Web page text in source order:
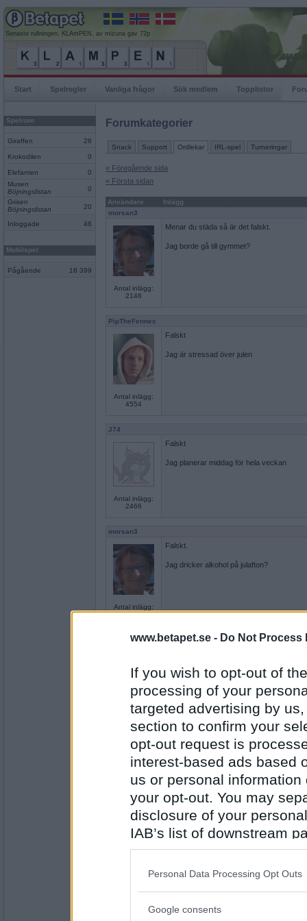
www.betapet.se - Do Not Process
If you wish to opt-out of
processing of your
targeted advertising by
section to confirm your
opt-out request is
interest-based ads based
us or personal
your opt-out. You may
disclosure of your
IAB’s list of downstream
also be disclosed by us
Downstream Participants
Please note that this
Personal Data Processing Opt Outs
Google consents
Senaste rullningen, KLAmPEN, av mizuna gav 72p
Start Spelregler Vanliga frågor Sök medlem Topplistor
Spelrum
Giraffen 26
Krokodilen 0
Elefanten
0
Musen
Böjningslistan
0
Grisen
Böjningslistan
20
Inloggade 46
Mobilspel
Pågående 18 399
Forumkategorier
Snack Support Ordlekar IRL-spel Turneringar
« Föregående sida
« Första sidan
Användare
Inlägg
morsan3
Antal inlägg:
2146
Menar du städa så är det falskt.
Jag borde gå till gymmet?
PipTheFennec
Antal inlägg:
4554
Falskt
Jag är stressad över julen
J74
Antal inlägg:
2466
Falskt
Jag planerar middag för hela veckan
morsan3
Antal inlägg:
2146
Falskt.
Jag dricker alkohol på julafton?
saerdna82
Antal inlägg:
1560
Jag mår dåligt av alkohol
itsonlydana
Antal inlägg:
1295
Falskt
Jag tycker att portvin är gott
Falskt